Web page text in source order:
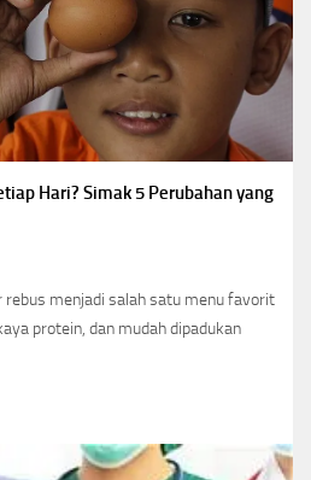
Hari? Simak 5 Perubahan yang
rebus menjadi salah satu menu favorit
protein, dan mudah dipadukan